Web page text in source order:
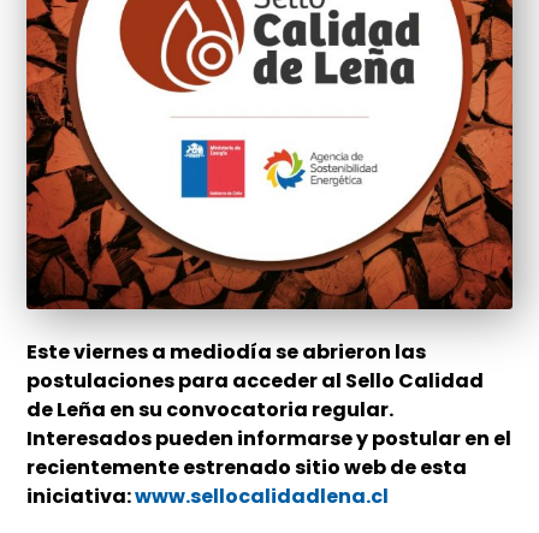
Este viernes a mediodía se abrieron las
postulaciones para acceder al Sello Calidad
de Leña en su convocatoria regular.
Interesados pueden informarse y postular en el
recientemente estrenado sitio web de esta
iniciativa:www.sellocalidadlena.cl